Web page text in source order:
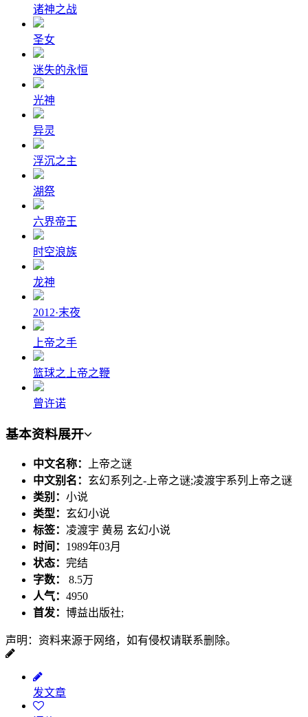
诸神之战
圣女
迷失的永恒
光神
异灵
浮沉之主
湖祭
六界帝王
时空浪族
龙神
2012·末夜
上帝之手
篮球之上帝之鞭
曾许诺
基本资料展开
中文名称： 上帝之谜
中文别名： 玄幻系列之-上帝之谜;凌渡宇系列上帝之谜
类别： 小说
类型： 玄幻小说
标签： 凌渡宇 黄易 玄幻小说
时间： 1989年03月
状态： 完结
字数： 8.5万
人气： 4950
首发： 博益出版社;
声明：资料来源于网络，如有侵权请联系删除。
发文章